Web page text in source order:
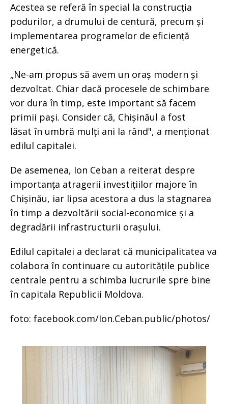
Acestea se referă în special la construcția
podurilor, a drumului de centură, precum și
implementarea programelor de eficiență
energetică.
„Ne-am propus să avem un oraș modern și
dezvoltat. Chiar dacă procesele de schimbare
vor dura în timp, este important să facem
primii pași. Consider că, Chișinăul a fost
lăsat în umbră mulți ani la rând", a menționat
edilul capitalei.
De asemenea, Ion Ceban a reiterat despre
importanța atragerii investițiilor majore în
Chișinău, iar lipsa acestora a dus la stagnarea
în timp a dezvoltării social-economice și a
degradării infrastructurii orașului.
Edilul capitalei a declarat că municipalitatea va
colabora în continuare cu autoritățile publice
centrale pentru a schimba lucrurile spre bine
în capitala Republicii Moldova.
foto: facebook.com/Ion.Ceban.public/photos/